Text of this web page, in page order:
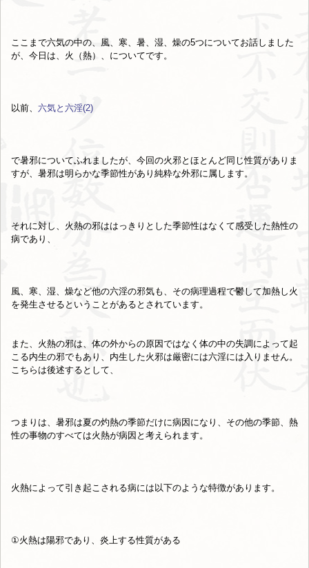
ここまで六気の中の、風、寒、暑、湿、燥の5つについてお話しました
が、今日は、火（熱）、についてです。
以前、 六気と六淫(2)
で暑邪についてふれましたが、今回の火邪とほとんど同じ性質がありま
すが、暑邪は明らかな季節性があり純粋な外邪に属します。
それに対し、火熱の邪ははっきりとした季節性はなくて感受した熱性の
病であり、
風、寒、湿、燥など他の六淫の邪気も、その病理過程で鬱して加熱し火
を発生させるということがあるとされています。
また、火熱の邪は、体の外からの原因ではなく体の中の失調によって起
こる内生の邪でもあり、内生した火邪は厳密には六淫には入りません。
こちらは後述するとして、
つまりは、暑邪は夏の灼熱の季節だけに病因になり、その他の季節、熱
性の事物のすべては火熱が病因と考えられます。
火熱によって引き起こされる病には以下のような特徴があります。
①火熱は陽邪であり、炎上する性質がある